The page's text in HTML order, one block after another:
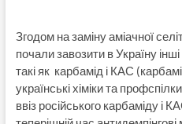
Згодом на заміну аміачної
почали завозити в Україну
такі як карбамід і КАС
українські хіміки та
ввіз російського карбаміду і